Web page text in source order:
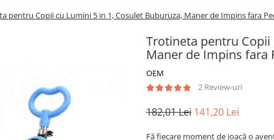
pentru Copii cu Lumini 5 in 1, Cosulet Buburuza, Maner de Impins fara
Trotineta pentru Copii
Maner de Impins fara
OEM
2 Review-uri
182,01 Lei 141,20 Lei
Fă fiecare moment de joacă o